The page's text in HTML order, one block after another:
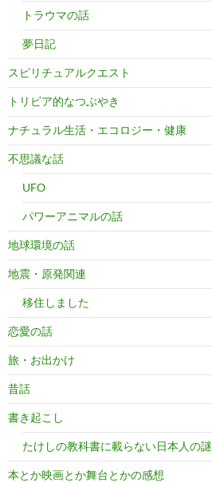
トラウマの話
夢日記
スピリチュアルクエスト
トリビア的なつぶやき
ナチュラル生活・エコロジー・健康
不思議な話
UFO
パワーアニマルの話
地球環境の話
地震・原発関連
移住しました
恋愛の話
旅・お出かけ
昔話
書き起こし
たけしの教科書に載らない日本人の謎
本とか映画とか舞台とかの感想